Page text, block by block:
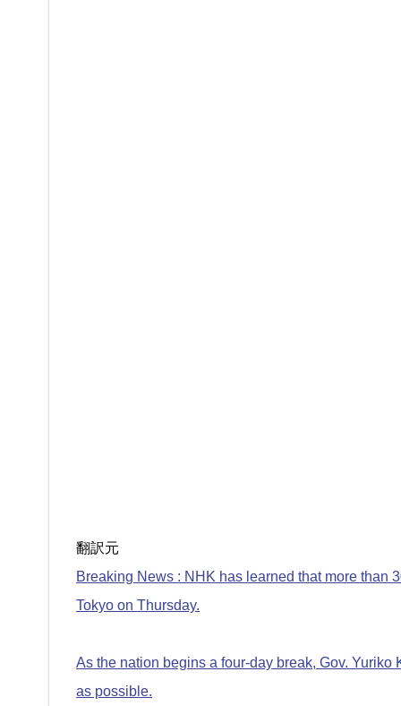
翻訳元
Breaking News : NHK has learned that more than
Tokyo on Thursday.
As the nation begins a four-day break, Gov.
as possible.